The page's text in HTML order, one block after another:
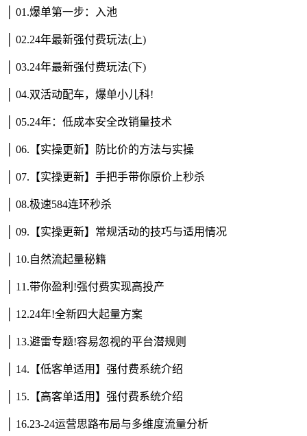
│ 01.爆单第一步：入池
│ 02.24年最新强付费玩法(上)
│ 03.24年最新强付费玩法(下)
│ 04.双活动配车，爆单小儿科!
│ 05.24年：低成本安全改销量技术
│ 06.【实操更新】防比价的方法与实操
│ 07.【实操更新】手把手带你原价上秒杀
│ 08.极速584连环秒杀
│ 09.【实操更新】常规活动的技巧与适用情况
│ 10.自然流起量秘籍
│ 11.带你盈利!强付费实现高投产
│ 12.24年!全新四大起量方案
│ 13.避雷专题!容易忽视的平台潜规则
│ 14.【低客单适用】强付费系统介绍
│ 15.【高客单适用】强付费系统介绍
│ 16.23-24运营思路布局与多维度流量分析